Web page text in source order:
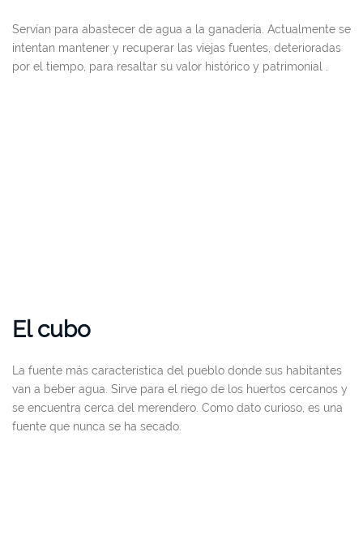
Servían para abastecer de agua a la ganadería. Actualmente se
intentan mantener y recuperar las viejas fuentes, deterioradas
por el tiempo, para resaltar su valor histórico y patrimonial .
El cubo
La fuente más característica del pueblo donde sus habitantes
van a beber agua. Sirve para el riego de los huertos cercanos y
se encuentra cerca del merendero. Como dato curioso, es una
fuente que nunca se ha secado.